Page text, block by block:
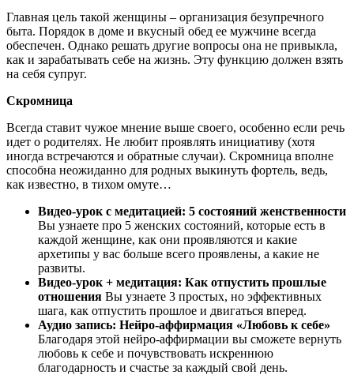
Главная цель такой женщины – организация безупречного
быта. Порядок в доме и вкусный обед ее мужчине всегда
обеспечен. Однако решать другие вопросы она не привыкла,
как и зарабатывать себе на жизнь. Эту функцию должен взять
на себя супруг.
Скромница
Всегда ставит чужое мнение выше своего, особенно если речь
идет о родителях. Не любит проявлять инициативу (хотя
иногда встречаются и обратные случаи). Скромница вполне
способна неожиданно для родных выкинуть фортель, ведь,
как известно, в тихом омуте…
Видео-урок с медитацией: 5 состояний женственности
Вы узнаете про 5 женских состояний, которые есть в
каждой женщине, как они проявляются и какие
архетипы у вас больше всего проявлены, а какие не
развиты.
Видео-урок + медитация: Как отпустить прошлые
отношения Вы узнаете 3 простых, но эффективных
шага, как отпустить прошлое и двигаться вперед.
Аудио запись: Нейро-аффирмация «Любовь к себе»
Благодаря этой нейро-аффирмации вы сможете вернуть
любовь к себе и почувствовать искреннюю
благодарность и счастье за каждый свой день.